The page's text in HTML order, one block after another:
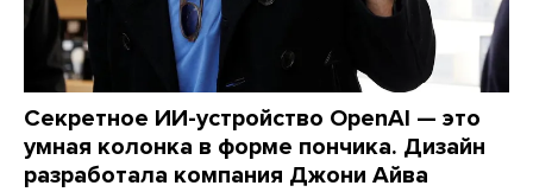
Секретное ИИ-устройство OpenAI — это
умная колонка в форме пончика. Дизайн
разработала компания Джони Айва